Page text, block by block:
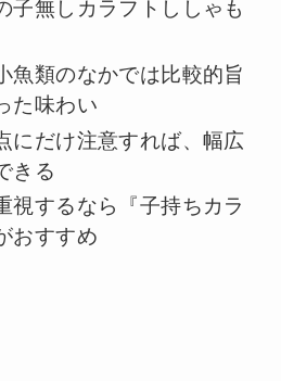
子無しカラフトししゃも
魚類のなかでは比較的旨
た味わい
にだけ注意すれば、幅広
きる
視するなら『子持ちカラ
おすすめ